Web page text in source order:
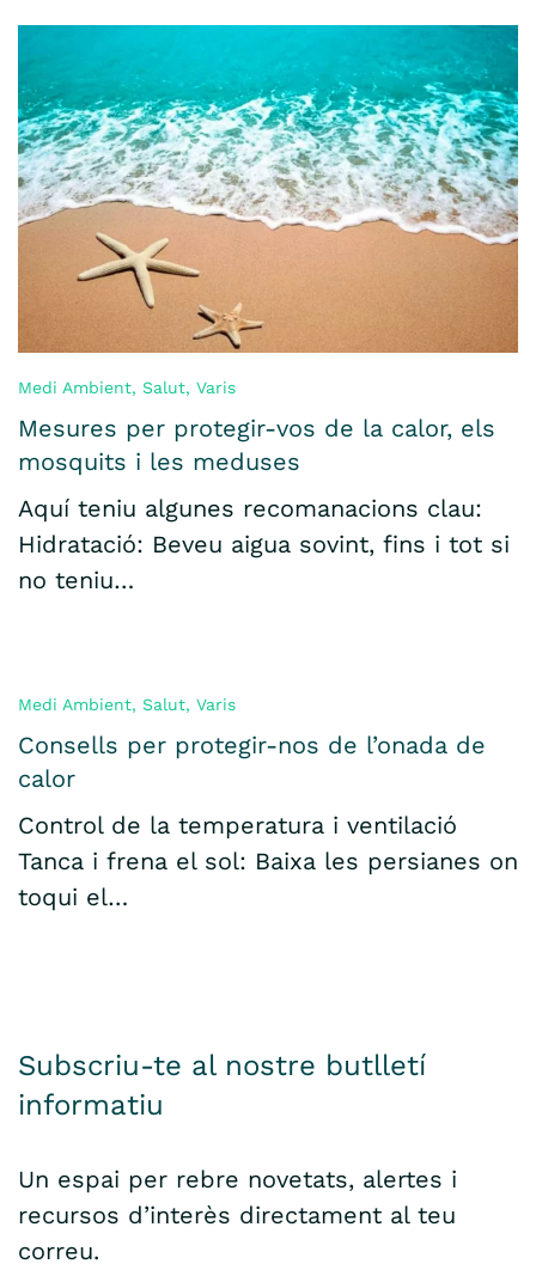
Medi Ambient, Salut, Varis
Mesures per protegir-vos de la calor, els
mosquits i les meduses
Aquí teniu algunes recomanacions clau:
Hidratació: Beveu aigua sovint, fins i tot si
no teniu…
Medi Ambient, Salut, Varis
Consells per protegir-nos de l’onada de
calor
Control de la temperatura i ventilació
Tanca i frena el sol: Baixa les persianes on
toqui el…
Subscriu-te al nostre butlletí
informatiu
Un espai per rebre novetats, alertes i
recursos d’interès directament al teu
correu.